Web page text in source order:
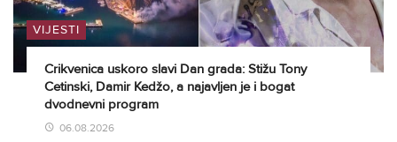
VIJESTI
Crikvenica uskoro slavi Dan grada: Stižu Tony
Cetinski, Damir Kedžo, a najavljen je i bogat
dvodnevni program
06.08.2026